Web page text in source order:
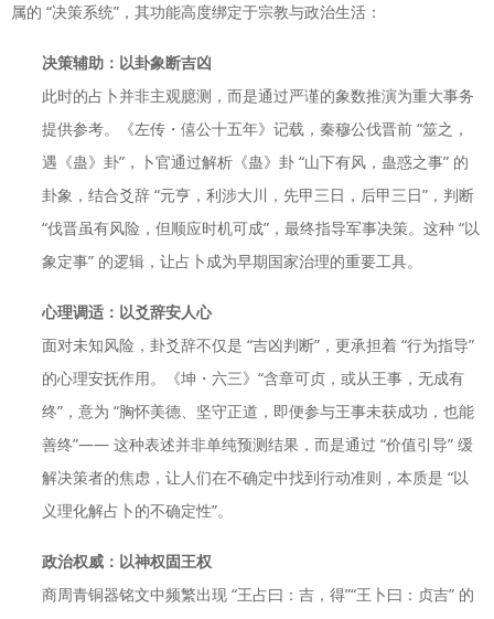
属的 “决策系统”，其功能高度绑定于宗教与政治生活：
决策辅助：以卦象断吉凶
此时的占卜并非主观臆测，而是通过严谨的象数推演为重大事务
提供参考。《左传・僖公十五年》记载，秦穆公伐晋前 “筮之，
遇《蛊》卦”，卜官通过解析《蛊》卦 “山下有风，蛊惑之事” 的
卦象，结合爻辞 “元亨，利涉大川，先甲三日，后甲三日”，判断
“伐晋虽有风险，但顺应时机可成”，最终指导军事决策。这种 “以
象定事” 的逻辑，让占卜成为早期国家治理的重要工具。
心理调适：以爻辞安人心
面对未知风险，卦爻辞不仅是 “吉凶判断”，更承担着 “行为指导”
的心理安抚作用。《坤・六三》“含章可贞，或从王事，无成有
终”，意为 “胸怀美德、坚守正道，即便参与王事未获成功，也能
善终”—— 这种表述并非单纯预测结果，而是通过 “价值引导” 缓
解决策者的焦虑，让人们在不确定中找到行动准则，本质是 “以
义理化解占卜的不确定性”。
政治权威：以神权固王权
商周青铜器铭文中频繁出现 “王占曰：吉，得”“王卜曰：贞吉” 的